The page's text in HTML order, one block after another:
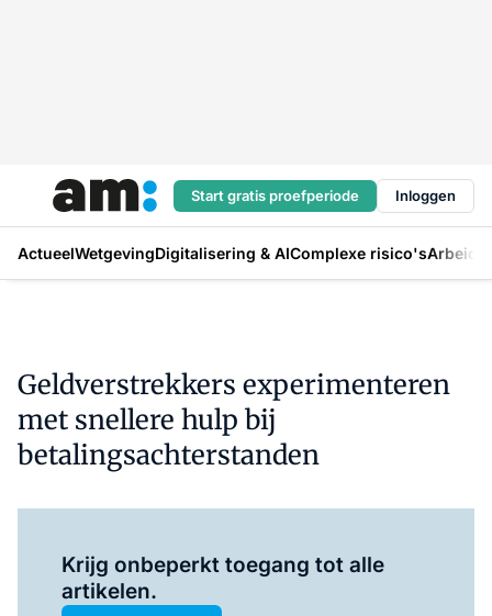
Start gratis proefperiode Inloggen
ActueelWetgevingDigitalisering & AIComplexe risico's
Geldverstrekkers experimenteren
met snellere hulp bij
betalingsachterstanden
Krijg onbeperkt toegang tot alle
artikelen.